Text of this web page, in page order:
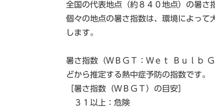
全国の代表地点（約８４０地点）の暑さ
個々の地点の暑さ指数は、環境によって
します。
暑さ指数（ＷＢＧＴ：Ｗｅｔ Ｂｕｌｂ
どから推定する熱中症予防の指数です。
［暑さ指数（ＷＢＧＴ）の目安］
３１以上：危険